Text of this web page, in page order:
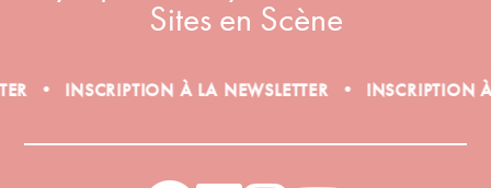
Sites en Scène
• INSCRIPTION À LA NEWSLETTER • INSCRIPTION À